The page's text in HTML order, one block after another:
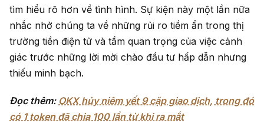
tìm hiểu rõ hơn về tình hình. Sự kiện này một lần nữa
nhắc nhở chúng ta về những rủi ro tiềm ẩn trong thị
trường tiền điện tử và tầm quan trọng của việc cảnh
giác trước những lời mời chào đầu tư hấp dẫn nhưng
thiếu minh bạch.
Đọc thêm: OKX hủy niêm yết 9 cặp giao dịch, trong đó
có 1 token đã chia 100 lần từ khi ra mắt